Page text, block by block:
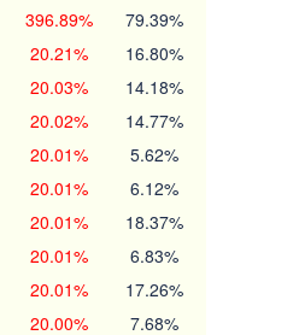
396.89% 79.39%
20.21% 16.80%
20.03% 14.18%
20.02% 14.77%
20.01% 5.62%
20.01% 6.12%
20.01% 18.37%
20.01% 6.83%
20.01% 17.26%
20.00% 7.68%